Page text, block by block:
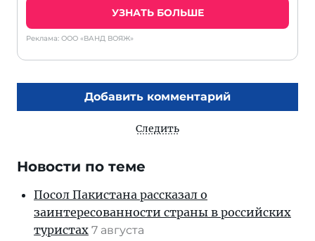
УЗНАТЬ БОЛЬШЕ
Реклама: ООО «ВАНД ВОЯЖ»
Добавить комментарий
Следить
Новости по теме
Посол Пакистана рассказал о
заинтересованности страны в российских
туристах 7 августа